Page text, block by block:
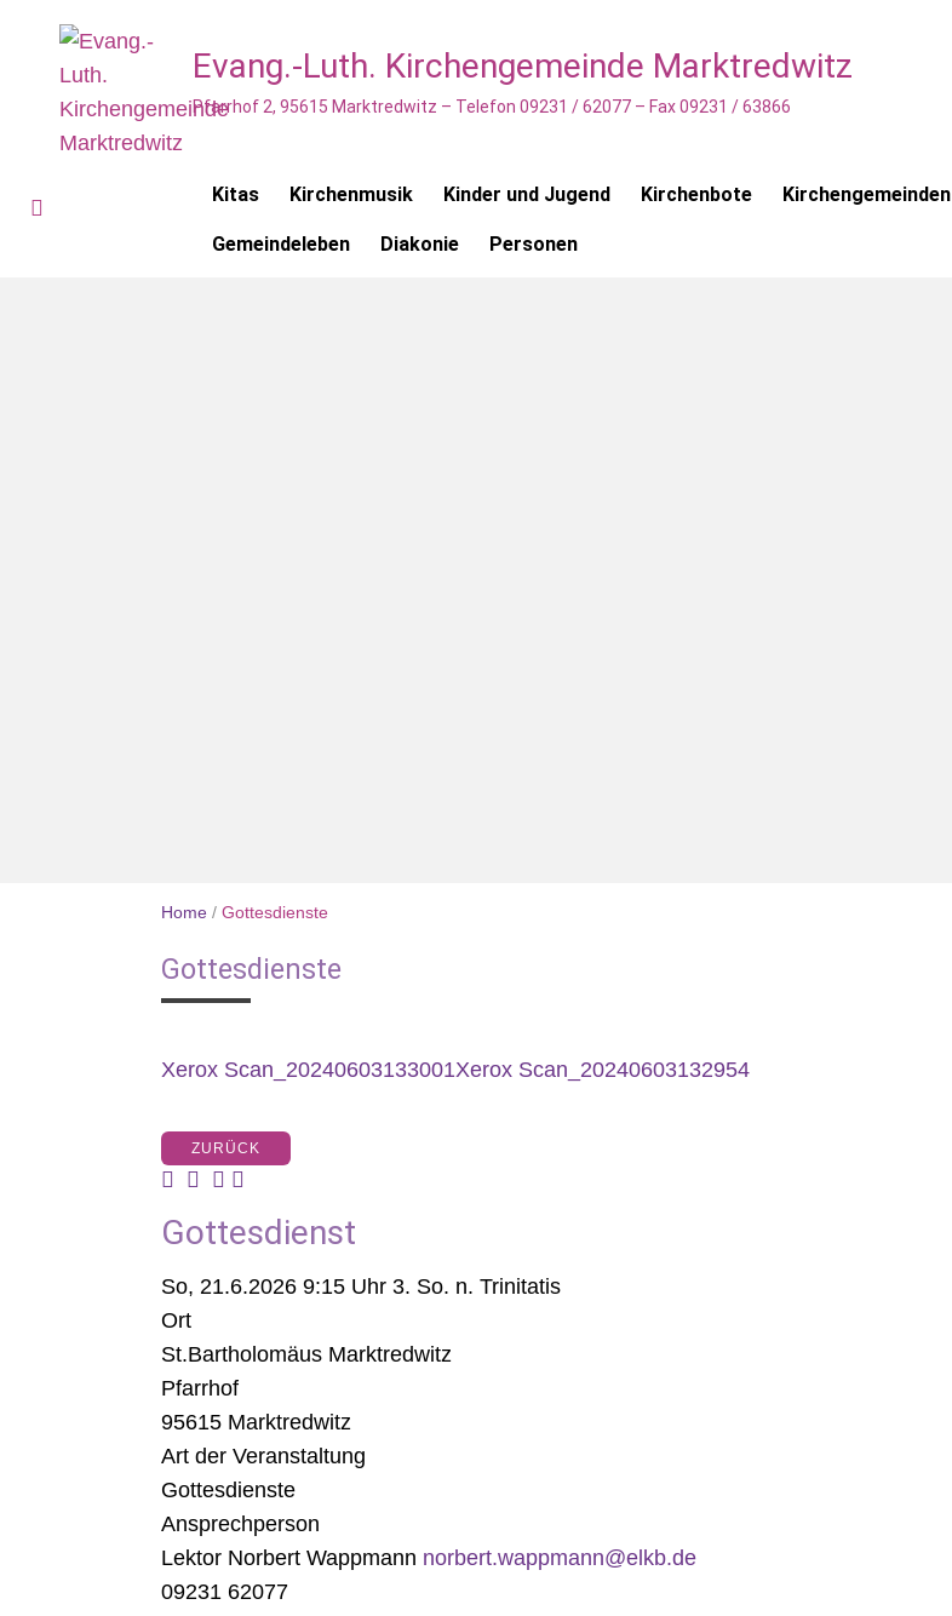
Evang.-Luth. Kirchengemeinde Marktredwitz
Pfarrhof 2, 95615 Marktredwitz – Telefon 09231 / 62077 – Fax 09231 / 63866
Kitas Kirchenmusik Kinder und Jugend Kirchenbote Kirchengemeinden
Gemeindeleben Diakonie Personen
Home/ Gottesdienste
Gottesdienste
Xerox Scan_20240603133001Xerox Scan_20240603132954
ZURÜCK
Gottesdienst
So, 21.6.2026 9:15 Uhr3. So. n. Trinitatis
Ort
St.Bartholomäus Marktredwitz
Pfarrhof
95615 Marktredwitz
Art der Veranstaltung
Gottesdienste
Ansprechperson
Lektor Norbert Wappmann norbert.wappmann@elkb.de
09231 62077